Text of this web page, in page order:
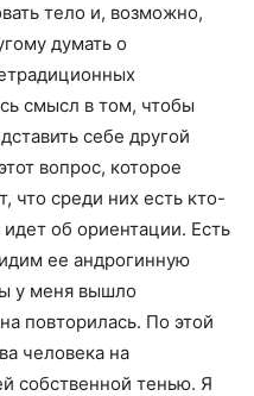
тело и, возможно,
думать о
смысл в том, чтобы
себе другой
вопрос, которое
что среди них есть кто-
об ориентации. Есть
ее андрогинную
у меня вышло
повторилась. По этой
человека на
собственной тенью. Я